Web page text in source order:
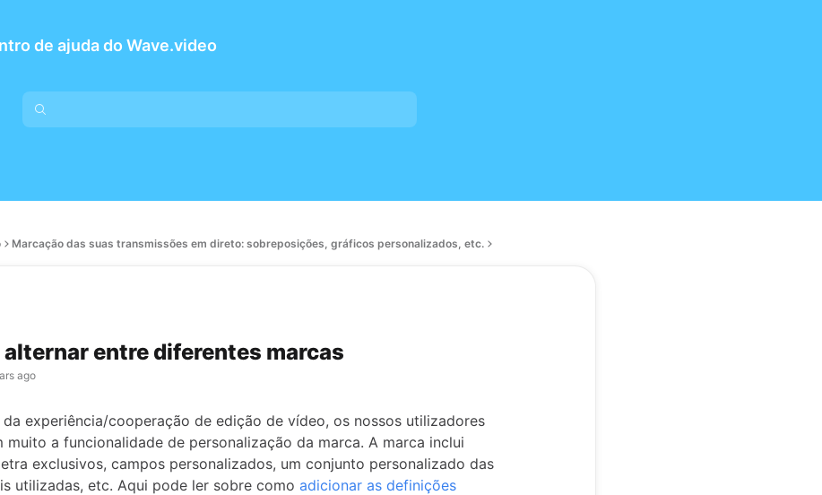
de ajuda do Wave.video
Marcação das suas transmissões em direto: sobreposições, gráficos personalizados, etc.
alternar entre diferentes marcas
ago
experiência/cooperação de edição de vídeo, os nossos utilizadores
muito a funcionalidade de personalização da marca. A marca inclui
exclusivos, campos personalizados, um conjunto personalizado das
utilizadas, etc. Aqui pode ler sobre como adicionar as definições